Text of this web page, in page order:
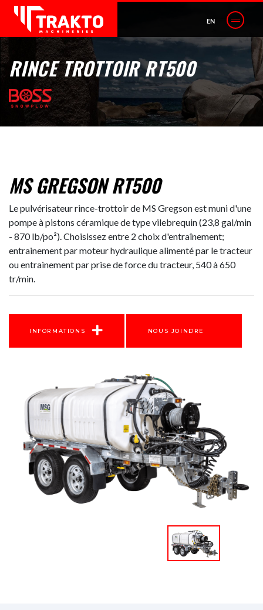
EN
RINCE TROTTOIR RT500
MS GREGSON RT500
Le pulvérisateur rince-trottoir de MS Gregson est muni d'une
pompe à pistons céramique de type vilebrequin (23,8 gal/min
- 870 lb/po²). Choisissez entre 2 choix d'entraînement;
entrainement par moteur hydraulique alimenté par le tracteur
ou entrainement par prise de force du tracteur, 540 à 650
tr/min.
INFORMATIONS NOUS JOINDRE